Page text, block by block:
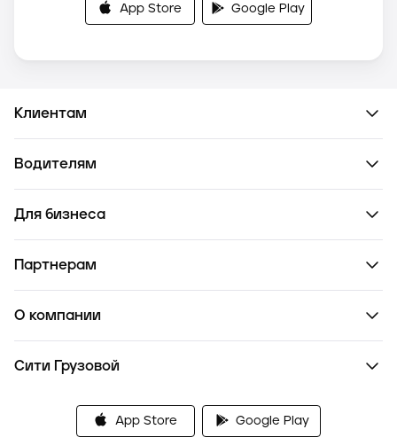
App Store Google Play
Клиентам
Водителям
Для бизнеса
Партнерам
О компании
Сити Грузовой
App Store Google Play